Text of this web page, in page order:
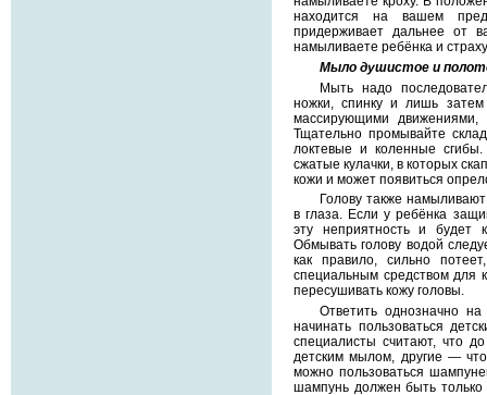
находится на вашем
придерживает дальнее от
намыливаете ребёнка и
Мыло душистое и
Мыть надо
ножки, спинку и лишь затем
массирующими
Тщательно промывайте
локтевые и коленные
сжатые кулачки, в которых
кожи и может появиться
Голову также
в глаза. Если у ребёнка
эту неприятность и будет
Обмывать голову водой
как правило, сильно
специальным средством
пересушивать кожу головы.
Ответить однозначно
начинать пользоваться
специалисты считают, что
детским мылом, другие —
можно пользоваться
шампунь должен быть